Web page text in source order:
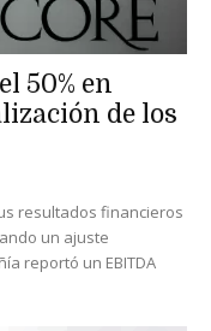
50% en
de los
resultados financieros
un ajuste
reportó un EBITDA